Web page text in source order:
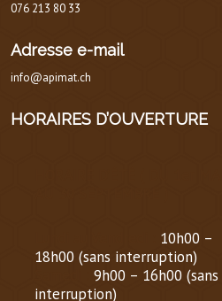
076 213 80 33
Adresse e-mail
info@apimat.ch
HORAIRES D’OUVERTURE
10h00 –
18h00 (sans interruption)
9h00 – 16h00 (sans
interruption)